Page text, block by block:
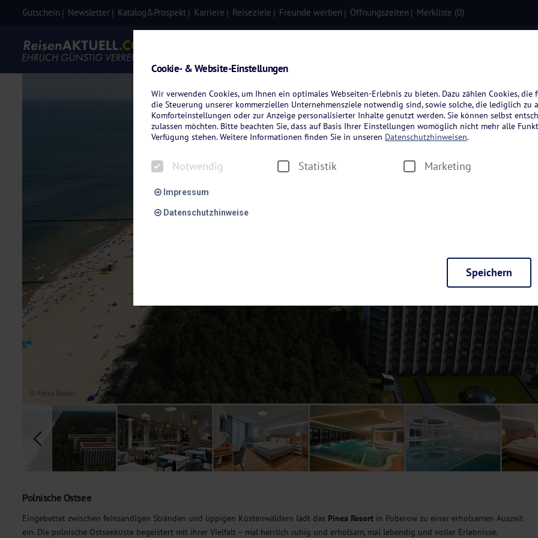
Gutschein Newsletter Katalog&Prospekt Karriere Reiseziele Freunde werben Öffnungszeiten Merkliste (0)
© Pinea Resort
Polnische Ostsee
Eingebettet zwischen feinsandigen Stränden und üppigen Küstenwäldern lädt das Pinea Resort in Poberow zu einer erholsamen Auszeit
ein. Die polnische Ostseeküste begeistert mit ihrer Vielfalt – mal herrlich ruhig und erholsam, mal lebendig und voller Erlebnisse.
Cookie- & Website-Einstellungen
Wir verwenden Cookies, um Ihnen ein optimales Webseiten-Erlebnis zu bieten. Dazu zählen Cookies,
die Steuerung unserer kommerziellen Unternehmensziele notwendig sind, sowie solche, die lediglich zu
Komforteinstellungen oder zur Anzeige personalisierter Inhalte genutzt werden. Sie können selbst
zulassen möchten. Bitte beachten Sie, dass auf Basis Ihrer Einstellungen womöglich nicht mehr alle
Verfügung stehen. Weitere Informationen finden Sie in unseren Datenschutzhinweisen.
Notwendig Statistik Marketing
Impressum
Datenschutzhinweise
Diese Cookies sind für den Betrieb der Seite unbedingt notwendig und ermöglichen beispielsweise
möchten, um Ihnen unsere Dienste bei einem erneuten Besuch unserer Seite schneller zur Verfügung zu
Um unser Angebot und unsere Webseite weiter zu verbessern, erfassen wir anonymisierte Daten für
dieser Cookies können wir beispielsweise die Besucherzahlen und den Effekt bestimmter Seiten unseres
unsere Inhalte optimieren. Wir nutzen hierfür Dienste von Google und Facebook. Durch diese Dienste
Übermittlung, der auf unsere Website erfassten Daten, kommen. Weitere Hinweise zu der Verarbeitung
. Sie können Ihre Einwilligung jederzeit in den Cookie-Einstellungen
Diese Cookies werden genutzt, um Ihnen personalisierte Inhalte, passend zu Ihren Interessen anzuzeigen.
Speichern